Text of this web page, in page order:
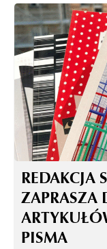
REDAKCJA
ZAPRASZA
PISMA